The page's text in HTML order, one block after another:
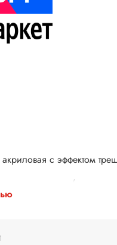
акриловая с эффектом
с трещинами
становится матовой, и